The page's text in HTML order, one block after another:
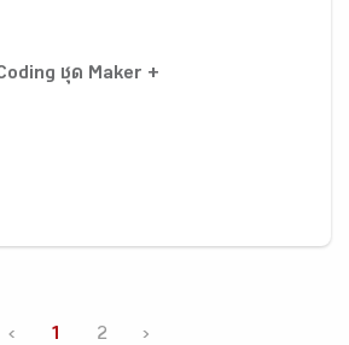
ชุด Maker +
‹ 1 2 ›